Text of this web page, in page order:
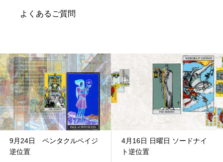
よくあるご質問
9月24日 ペンタクルペイジ
逆位置
4月16日 日曜日 ソードナイ
ト逆位置